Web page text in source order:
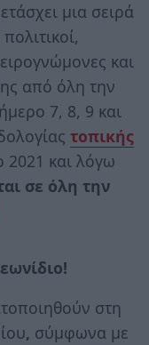
μια σειρά
και
από όλη την
7, 8, 9 και
τοπικής
2021 και λόγω
σε όλη την
στη
, σύμφωνα με